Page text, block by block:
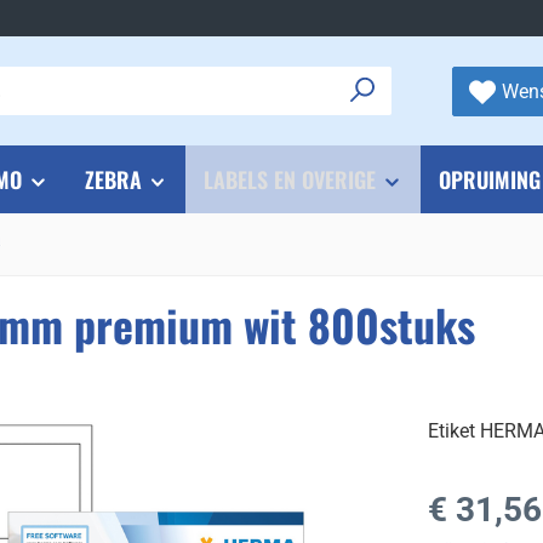
ZEBRA LABELS EN OVERIGE OPRUIMING
premium wit 800stuks
Etiket
Normale prijs:
€ 31,56